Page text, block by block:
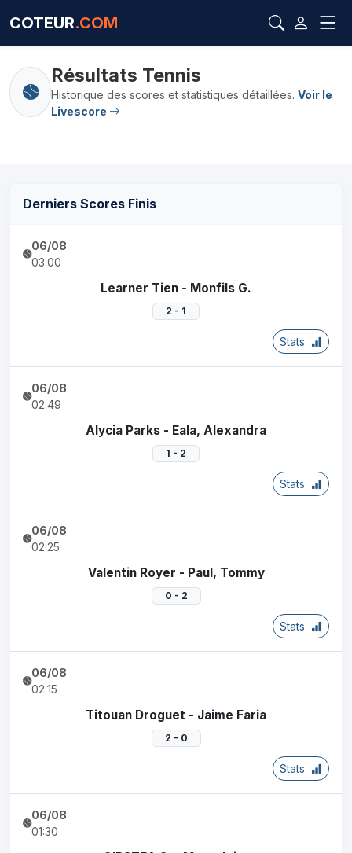
COTEUR.COM
Résultats Tennis
Historique des scores et statistiques détaillées.Voir le
Livescore
Derniers Scores Finis
06/08
03:00
Learner Tien - Monfils G.
2 - 1
Stats
06/08
02:49
Alycia Parks - Eala, Alexandra
1 - 2
Stats
06/08
02:25
Valentin Royer - Paul, Tommy
0 - 2
Stats
06/08
02:15
Titouan Droguet - Jaime Faria
2 - 0
Stats
06/08
01:30